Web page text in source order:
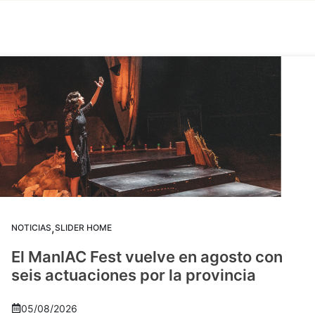
NOTICIAS,SLIDER HOME
El ManIAC Fest vuelve en agosto con
seis actuaciones por la provincia
05/08/2026